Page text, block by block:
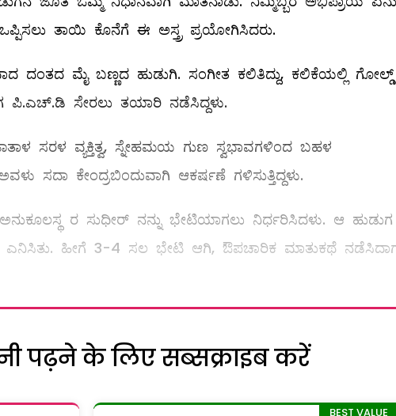
ತಾಯಿ ಕೊನೆಗೆ ಈ ಅಸ್ತ್ರ ಪ್ರಯೋಗಿಸಿದರು.
ದಂತದ ಮೈ ಬಣ್ಣದ ಹುಡುಗಿ. ಸಂಗೀತ ಕಲಿತಿದ್ದು, ಕಲಿಕೆಯಲ್ಲಿ ಗೋಲ್ಡ್
ಪಿ.ಎಚ್‌.ಡಿ ಸೇರಲು ತಯಾರಿ ನಡೆಸಿದ್ದಳು.
ಸರಳ ವ್ಯಕ್ತಿತ್ವ, ಸ್ನೇಹಮಯ ಗುಣ ಸ್ವಭಾವಗಳಿಂದ ಬಹಳ
ಸದಾ ಕೇಂದ್ರಬಿಂದುವಾಗಿ ಆಕರ್ಷಣೆ ಗಳಿಸುತ್ತಿದ್ದಳು.
ರ ಸುಧೀರ್‌ ನನ್ನು ಭೇಟಿಯಾಗಲು ನಿರ್ಧರಿಸಿದಳು. ಆ ಹುಡುಗ
ಎನಿಸಿತು. ಹೀಗೆ 3-4 ಸಲ ಭೇಟಿ ಆಗಿ, ಔಪಚಾರಿಕ ಮಾತುಕಥೆ
पढ़ने के लिए सब्सक्राइब करें